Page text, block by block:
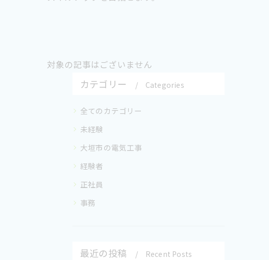
対象の記事はございません
カテゴリー Categories
全てのカテゴリー
未経験
大垣市の電気工事
経験者
正社員
事務
最近の投稿 Recent Posts